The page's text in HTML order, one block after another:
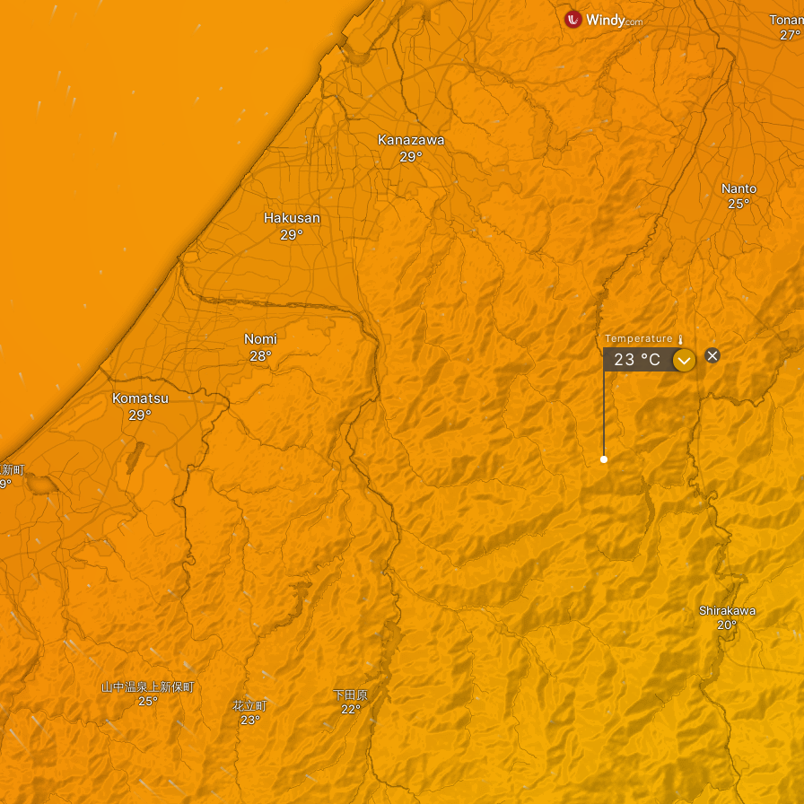
Kanazawa
Nanto
下田原
Shirakawa
Komatsu
Nomi
Hakusan
花立町
山中温泉上新保町
町
Temperature
23 °C ?